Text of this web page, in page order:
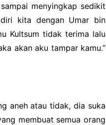
menyingkap sedikit
kita dengan Umar bin
Kultsum tidak terima lalu
akan aku tampar kamu.”
aneh atau tidak, dia suka
membuat semua orang